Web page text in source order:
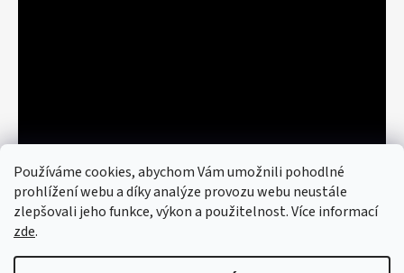
Používáme cookies, abychom Vám umožnili pohodlné
prohlížení webu a díky analýze provozu webu neustále
zlepšovali jeho funkce, výkon a použitelnost. Více informací
zde.